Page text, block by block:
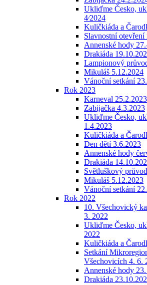
Ukliďme Česko,
4⁄2024
Kuličkiáda a
Slavnostní
Annenské hody
Drakiáda
Lampionový
Mikuláš 5.12.2024
Vánoční setkání
Rok 2023
Karneval 25.2.2023
Zabijačka 4.3.2023
Ukliďme Česko,
1.4.2023
Kuličkiáda a
Den dětí 3.6.2023
Annenské hody
Drakiáda
Světluškový
Mikuláš 5.12.2023
Vánoční setkání
Rok 2022
10. Všechovický
3. 2022
Ukliďme Česko,
2022
Kuličkiáda a
Setkání
Všechovicích 4. 6.
Annenské hody
Drakiáda